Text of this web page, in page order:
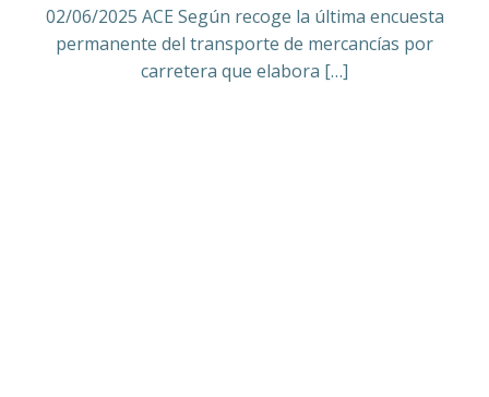
02/06/2025 ACE Según recoge la última encuesta
permanente del transporte de mercancías por
carretera que elabora […]